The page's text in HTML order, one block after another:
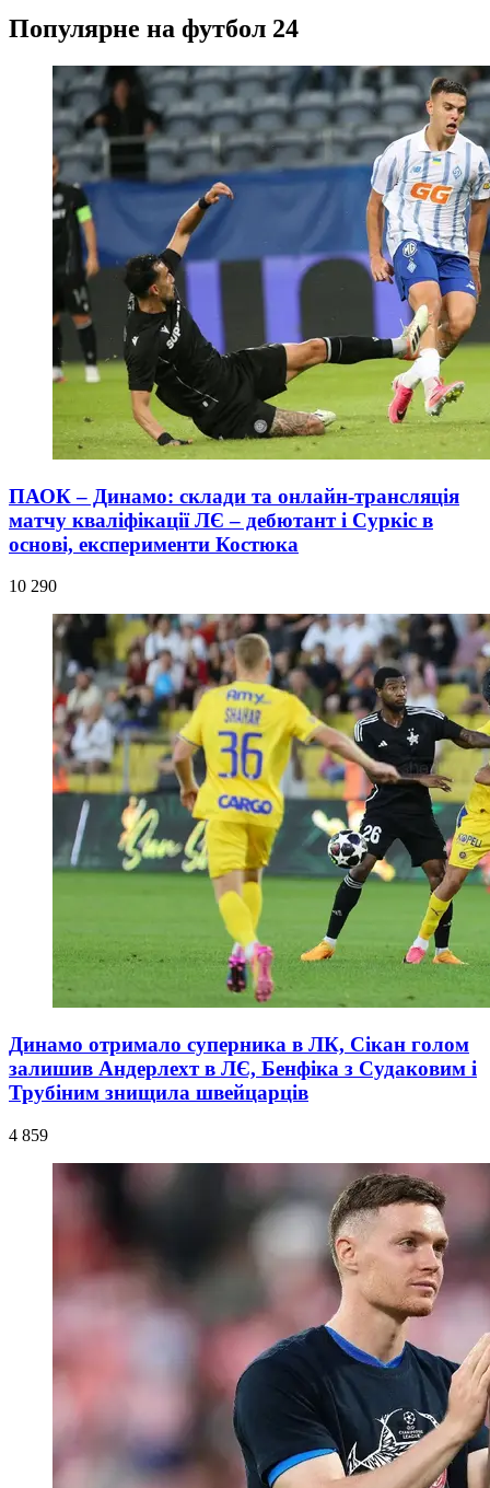
Популярне на футбол 24
ПАОК – Динамо: склади та онлайн-трансляція
матчу кваліфікації ЛЄ – дебютант і Суркіс в
основі, експерименти Костюка
10 290
Динамо отримало суперника в ЛК, Сікан голом
залишив Андерлехт в ЛЄ, Бенфіка з Судаковим і
Трубіним знищила швейцарців
4 859